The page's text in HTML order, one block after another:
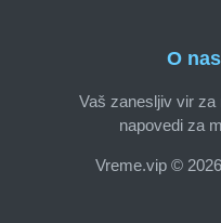
O
Vaš zanesljiv vir
napovedi za
Vreme.vip ©